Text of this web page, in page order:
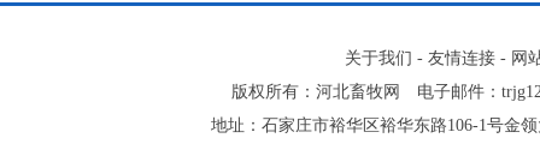
关于我们 - 友情连接 - 网
版权所有：河北畜牧网 电子邮件：
地址：石家庄市裕华区裕华东路106-1号金领